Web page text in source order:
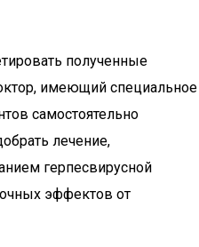
полученные
имеющий специальное
самостоятельно
лечение,
герпесвирусной
эффектов от